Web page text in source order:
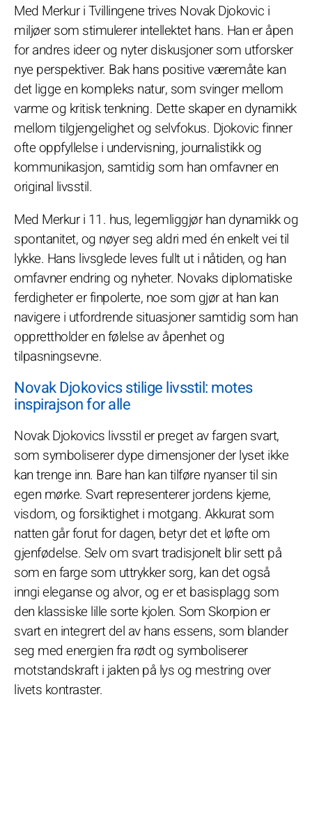
Med Merkur i Tvillingene trives Novak Djokovic i
miljøer som stimulerer intellektet hans. Han er åpen
for andres ideer og nyter diskusjoner som utforsker
nye perspektiver. Bak hans positive væremåte kan
det ligge en kompleks natur, som svinger mellom
varme og kritisk tenkning. Dette skaper en dynamikk
mellom tilgjengelighet og selvfokus. Djokovic finner
ofte oppfyllelse i undervisning, journalistikk og
kommunikasjon, samtidig som han omfavner en
original livsstil.
Med Merkur i 11. hus, legemliggjør han dynamikk og
spontanitet, og nøyer seg aldri med én enkelt vei til
lykke. Hans livsglede leves fullt ut i nåtiden, og han
omfavner endring og nyheter. Novaks diplomatiske
ferdigheter er finpolerte, noe som gjør at han kan
navigere i utfordrende situasjoner samtidig som han
opprettholder en følelse av åpenhet og
tilpasningsevne.
Novak Djokovics stilige livsstil: motes
inspirajson for alle
Novak Djokovics livsstil er preget av fargen svart,
som symboliserer dype dimensjoner der lyset ikke
kan trenge inn. Bare han kan tilføre nyanser til sin
egen mørke. Svart representerer jordens kjerne,
visdom, og forsiktighet i motgang. Akkurat som
natten går forut for dagen, betyr det et løfte om
gjenfødelse. Selv om svart tradisjonelt blir sett på
som en farge som uttrykker sorg, kan det også
inngi eleganse og alvor, og er et basisplagg som
den klassiske lille sorte kjolen. Som Skorpion er
svart en integrert del av hans essens, som blander
seg med energien fra rødt og symboliserer
motstandskraft i jakten på lys og mestring over
livets kontraster.